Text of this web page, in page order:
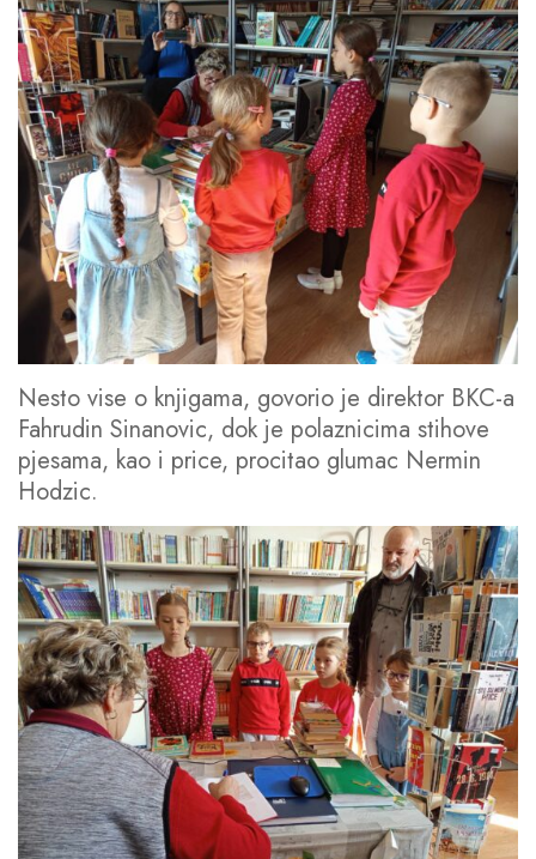
Nesto vise o knjigama, govorio je direktor BKC-a
Fahrudin Sinanovic, dok je polaznicima stihove
pjesama, kao i price, procitao glumac Nermin
Hodzic.